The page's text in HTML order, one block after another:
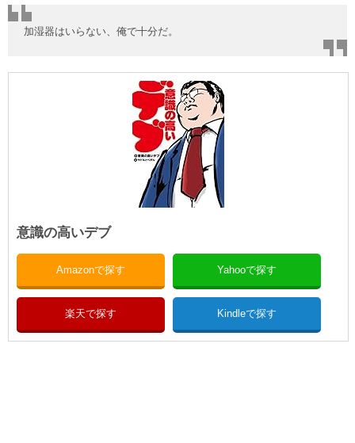
加湿器はいらない、俺で十分だ。
意識の高いデブ
Amazonで探す Yahooで探す
楽天で探す Kindleで探す